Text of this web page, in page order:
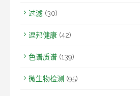
过滤 (30)
逗邦健康 (42)
色谱质谱 (139)
微生物检测 (95)